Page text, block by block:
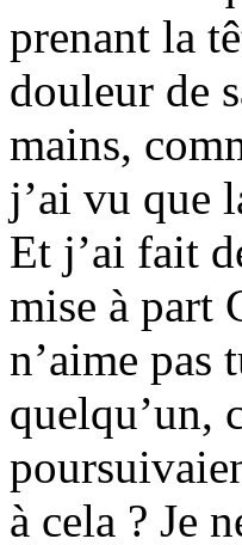
prenant la
douleur de
mains,
j’ai vu que
Et j’ai fait
mise à part
n’aime pas
quelqu’un,
à cela ? Je